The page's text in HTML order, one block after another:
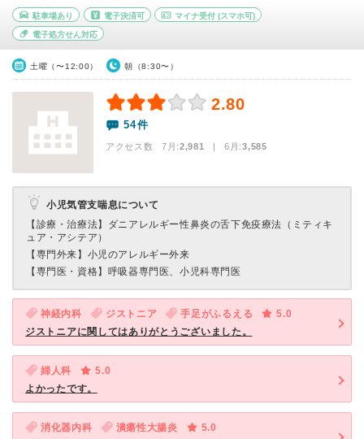
駐車場あり 電子決済可 マイナ受付 (スマホ可)
電子処方せん対応
土曜（〜12:00） 朝（8:30〜）
2.80
54件
アクセス数 7月:2,981 | 6月:3,585
小児気管支喘息について
【診療・治療法】 ダニアレルギー性鼻炎の舌下免疫療法（ミティキ
ュア・アシテア）
【専門外来】 小児のアレルギー外来
【専門医・資格】 呼吸器専門医、小児科専門医
神経内科 ジストニア 手足がふるえる
5.0
ジストニアに関してはありがとうございました。
婦人科
5.0
よかったです。
消化器内科 潰瘍性大腸炎
5.0